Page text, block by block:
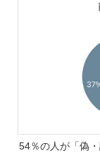
54％の人が「偽